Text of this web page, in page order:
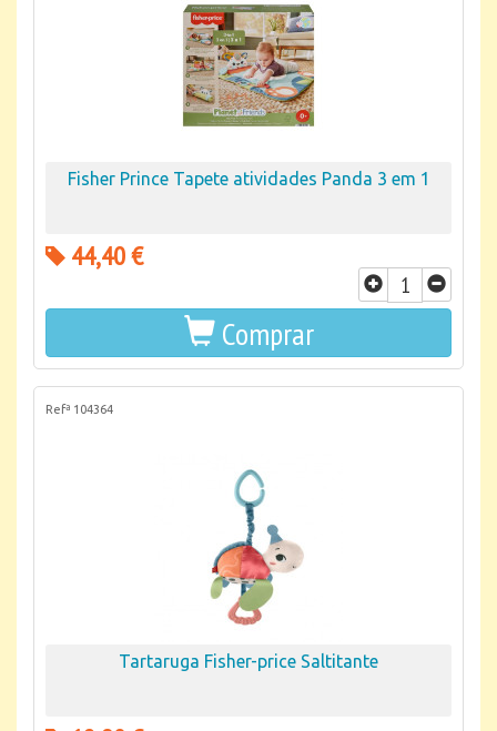
Fisher Prince Tapete atividades Panda 3 em 1
44,40 €
Comprar
Refª 104364
Tartaruga Fisher-price Saltitante